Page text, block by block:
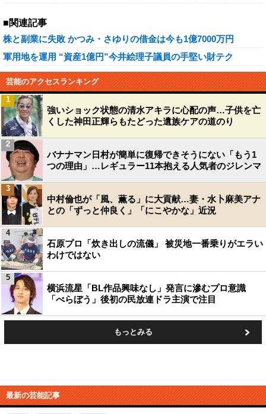
■関連記事
株と副業に失敗 かつみ・さゆりの借金は今も1億7000万円
軍用地を運用 “資産1億円”今井絵理子議員の手堅い財テク
芸能のアクセスランキング
強いショック状態の清水アキラに心配の声…子供を亡
くした神田正輝らもたどった遺族ケアの道のり
1
バナナマン日村が簡単に復帰できそうにない「もう1
つの理由」…レギュラー11本抱える人気者のジレンマ
2
中村倫也が「風、薫る」に大貢献…妻・水卜麻美アナ
との「ずっと仲良く」「にこやかな」近況
3
石原プロ「炊き出しの流儀」 被災地一番乗りがエラい
わけではない
4
横浜流星「BL作品興味なし」発言に滲むプロ意識
「べらぼう」後初の民放連ドラ主演で注目
5
もっとみる
最新の芸能記事